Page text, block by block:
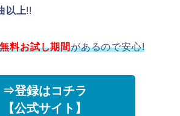
以上!!
無料お試し期間があるので安心!
⇒登録はコチラ
【公式サイト】